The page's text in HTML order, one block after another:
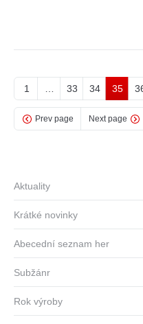
1 33 34 35
Prev page Next page
Aktuality
Krátké novinky
Abecední seznam her
Subžánr
Rok výroby